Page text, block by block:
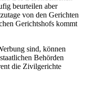
beurteilen aber
von den Gerichten
Gerichtshofs kommt
sind, können
Behörden
die Zivilgerichte